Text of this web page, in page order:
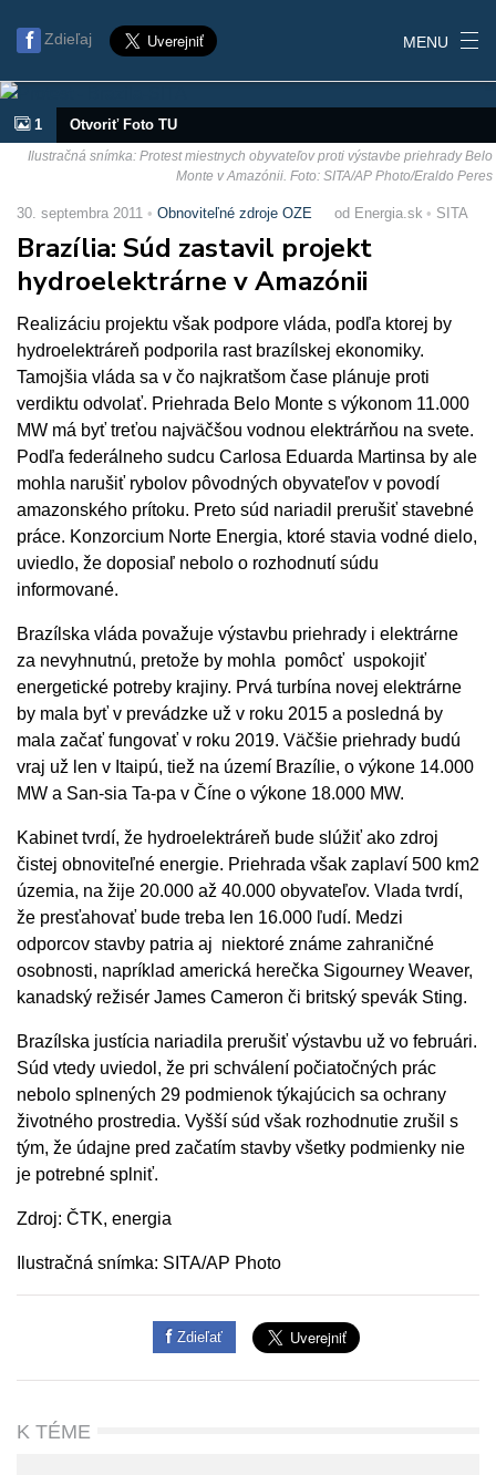
Zdieľaj MENU
1 Otvoriť Foto TU
Ilustračná snímka: Protest miestnych obyvateľov proti výstavbe priehrady Belo
Monte v Amazónii. Foto: SITA/AP Photo/Eraldo Peres
30. septembra 2011 Obnoviteľné zdroje OZE od Energia.sk SITA
Brazília: Súd zastavil projekt
hydroelektrárne v Amazónii
Realizáciu projektu však podpore vláda, podľa ktorej by
hydroelektráreň podporila rast brazílskej ekonomiky.
Tamojšia vláda sa v čo najkratšom čase plánuje proti
verdiktu odvolať. Priehrada Belo Monte s výkonom 11.000
MW má byť treťou najväčšou vodnou elektrárňou na svete.
Podľa federálneho sudcu Carlosa Eduarda Martinsa by ale
mohla narušiť rybolov pôvodných obyvateľov v povodí
amazonského prítoku. Preto súd nariadil prerušiť stavebné
práce. Konzorcium Norte Energia, ktoré stavia vodné dielo,
uviedlo, že doposiaľ nebolo o rozhodnutí súdu
informované.
Brazílska vláda považuje výstavbu priehrady i elektrárne
za nevyhnutnú, pretože by mohla pomôcť uspokojiť
energetické potreby krajiny. Prvá turbína novej elektrárne
by mala byť v prevádzke už v roku 2015 a posledná by
mala začať fungovať v roku 2019. Väčšie priehrady budú
vraj už len v Itaipú, tiež na území Brazílie, o výkone 14.000
MW a San-sia Ta-pa v Číne o výkone 18.000 MW.
Kabinet tvrdí, že hydroelektráreň bude slúžiť ako zdroj
čistej obnoviteľné energie. Priehrada však zaplaví 500 km2
územia, na žije 20.000 až 40.000 obyvateľov. Vlada tvrdí,
že presťahovať bude treba len 16.000 ľudí. Medzi
odporcov stavby patria aj niektoré známe zahraničné
osobnosti, napríklad americká herečka Sigourney Weaver,
kanadský režisér James Cameron či britský spevák Sting.
Brazílska justícia nariadila prerušiť výstavbu už vo februári.
Súd vtedy uviedol, že pri schválení počiatočných prác
nebolo splnených 29 podmienok týkajúcich sa ochrany
životného prostredia. Vyšší súd však rozhodnutie zrušil s
tým, že údajne pred začatím stavby všetky podmienky nie
je potrebné splniť.
Zdroj: ČTK, energia
Ilustračná snímka: SITA/AP Photo
Zdieľať
K TÉME